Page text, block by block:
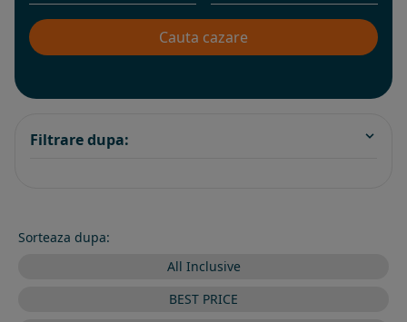
Filtrare dupa:
Sorteaza dupa:
All Inclusive
BEST PRICE